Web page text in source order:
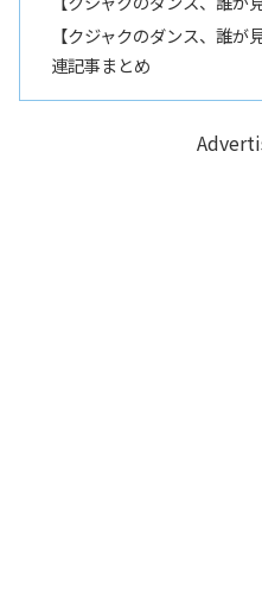
【クジャクのダンス、誰
連記事まとめ